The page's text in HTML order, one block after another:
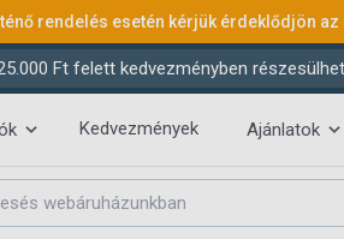
rendelés esetén kérjük érdeklődjön az
Ft felett kedvezményben
Kedvezmények Ajánlatok